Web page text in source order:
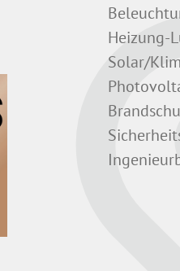
Heizung-
Solar/